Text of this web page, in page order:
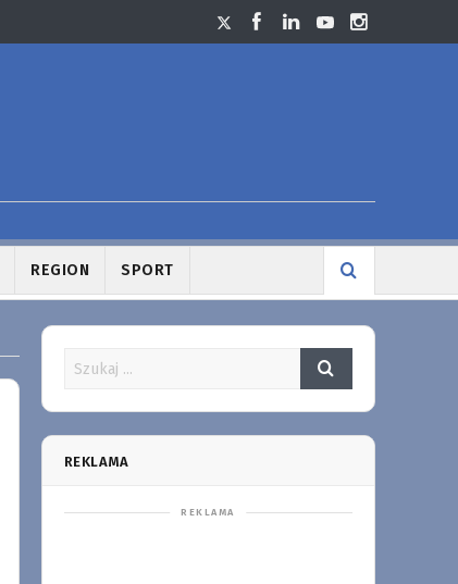
REGION SPORT
REKLAMA